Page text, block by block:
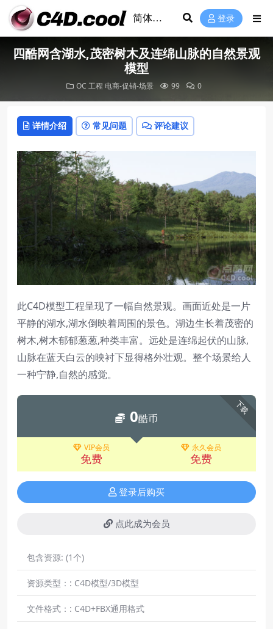
登录
四酷网含湖水,茂密树木及连绵山脉的自然景观
模型
OC 工程 电商-促销-场景 99 0
详情介绍 常见问题 评论建议
此C4D模型工程呈现了一幅自然景观。画面近处是一片
平静的湖水,湖水倒映着周围的景色。湖边生长着茂密的
树木,树木郁郁葱葱,种类丰富。远处是连绵起伏的山脉,
山脉在蓝天白云的映衬下显得格外壮观。整个场景给人
一种宁静,自然的感觉。
下载
0酷币
VIP会员
免费
永久会员
免费
登录后购买
点此成为会员
包含资源: (1个)
资源类型：: C4D模型/3D模型
文件格式：: C4D+FBX通用格式